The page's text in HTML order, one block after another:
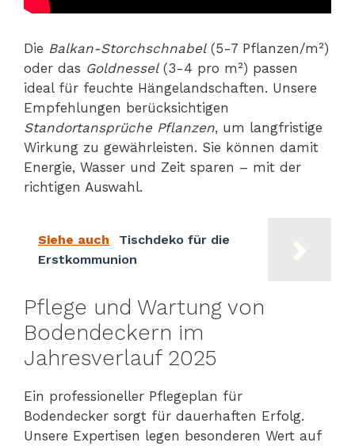
Die Balkan-Storchschnabel(5-7 Pflanzen/m²)
oder das Goldnessel(3-4 pro m²) passen
ideal für feuchte Hängelandschaften. Unsere
Empfehlungen berücksichtigen
Standortansprüche Pflanzen, um langfristige
Wirkung zu gewährleisten. Sie können damit
Energie, Wasser und Zeit sparen – mit der
richtigen Auswahl.
Siehe auch
Tischdeko für die
Erstkommunion
Pflege und Wartung von
Bodendeckern im
Jahresverlauf 2025
Ein professioneller Pflegeplan für
Bodendecker sorgt für dauerhaften Erfolg.
Unsere Expertisen legen besonderen Wert auf